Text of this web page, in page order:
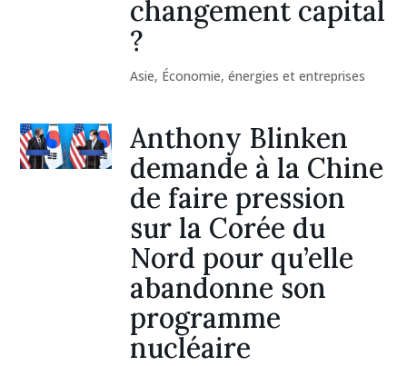
changement capital
?
Asie, Économie, énergies et entreprises
Anthony Blinken
demande à la Chine
de faire pression
sur la Corée du
Nord pour qu’elle
abandonne son
programme
nucléaire